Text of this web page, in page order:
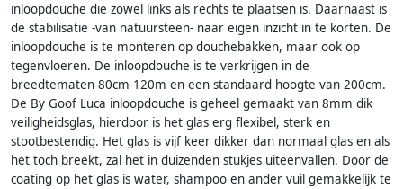
inloopdouche die zowel links als rechts te plaatsen is. Daarnaast is
de stabilisatie -van natuursteen- naar eigen inzicht in te korten. De
inloopdouche is te monteren op douchebakken, maar ook op
tegenvloeren. De inloopdouche is te verkrijgen in de
breedtematen 80cm-120m en een standaard hoogte van 200cm.
De By Goof Luca inloopdouche is geheel gemaakt van 8mm dik
veiligheidsglas, hierdoor is het glas erg flexibel, sterk en
stootbestendig. Het glas is vijf keer dikker dan normaal glas en als
het toch breekt, zal het in duizenden stukjes uiteenvallen. Door de
coating op het glas is water, shampoo en ander vuil gemakkelijk te